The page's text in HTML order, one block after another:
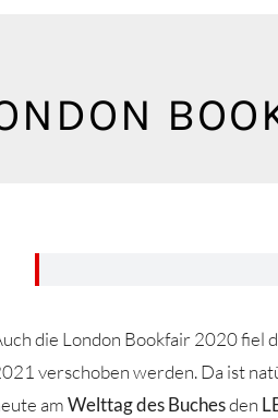
die London Bookfair 2020 fiel
verschoben werden. Da ist
amWelttag des Buchesden